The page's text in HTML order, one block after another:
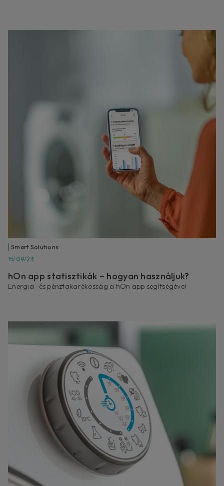
Smart Solutions
15/09/23
hOn app statisztikák – hogyan használjuk?
Energia- és pénztakarékosság a hOn app segítségével